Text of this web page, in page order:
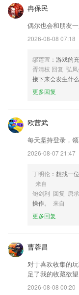
顺发彩票登录更新
翻译狗双旦活动上线
待办和出差申请优化
个人中心优化，我的主
优化UI细节
以上就是爱游戏·全站
进行打分评论，说出您
ADB模式 修复Damon进
联系我们
以上就是顺发彩票登录
进行打分评论，说出您
冉保民
偶尔也会和朋友
2026-08-08 07:18
缪莲宜 ：游戏的
胥清枝 回复 弘凤
接下来会发生什么
更多回复
欧茜武
每天坚持登录，
2026-08-07 21:47
丁明伦 ：想找一
来自
鲍剑利 回复 唐
操作。
来自
更多回复
曹蓉昌
对于喜欢收集的
足了我的收藏欲望
2026-08-08 00:20